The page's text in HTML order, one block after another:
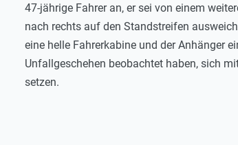
47-jährige Fahrer an, er sei von einem
nach rechts auf den Standstreifen
eine helle Fahrerkabine und der Anhänger
Unfallgeschehen beobachtet haben, sich
setzen.